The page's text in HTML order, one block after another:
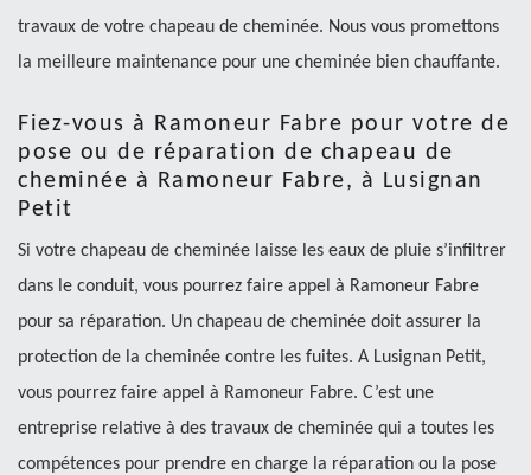
travaux de votre chapeau de cheminée. Nous vous promettons
la meilleure maintenance pour une cheminée bien chauffante.
Fiez-vous à Ramoneur Fabre pour votre de
pose ou de réparation de chapeau de
cheminée à Ramoneur Fabre, à Lusignan
Petit
Si votre chapeau de cheminée laisse les eaux de pluie s’infiltrer
dans le conduit, vous pourrez faire appel à Ramoneur Fabre
pour sa réparation. Un chapeau de cheminée doit assurer la
protection de la cheminée contre les fuites. A Lusignan Petit,
vous pourrez faire appel à Ramoneur Fabre. C’est une
entreprise relative à des travaux de cheminée qui a toutes les
compétences pour prendre en charge la réparation ou la pose